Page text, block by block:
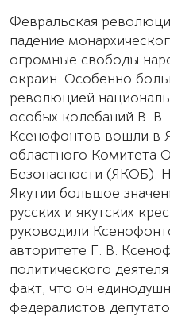
Февральская
падение
огромные свободы
окраин. Особенно
революцией
особых колебаний В.
Ксенофонтов вошли в
областного Комитета
Безопасности (ЯКОБ).
Якутии большое
русских и якутских
руководили
авторитете Г. В.
политического
факт, что он
федералистов